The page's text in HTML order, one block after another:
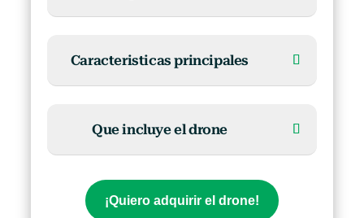
Caracteristicas principales
Que incluye el drone
¡Quiero adquirir el drone!